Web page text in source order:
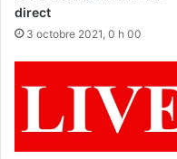
direct
3 octobre 2021, 0 h 00